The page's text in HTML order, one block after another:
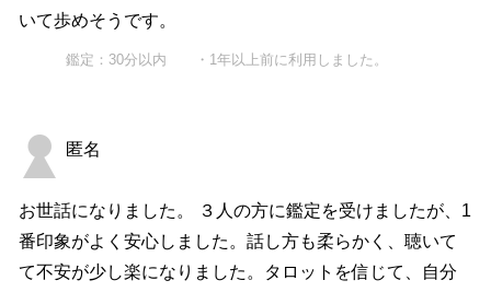
いて歩めそうです。
鑑定：30分以内 ・1年以上前に利用しました。
匿名
お世話になりました。 ３人の方に鑑定を受けましたが、1
番印象がよく安心しました。話し方も柔らかく、聴いて
て不安が少し楽になりました。タロットを信じて、自分